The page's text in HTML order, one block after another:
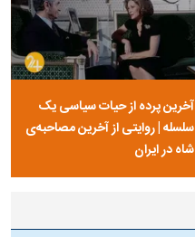
آخرین پرده از حیات سیاسی یک
سلسله | روایتی از آخرین مصاحبه‌ی
شاه در ایران